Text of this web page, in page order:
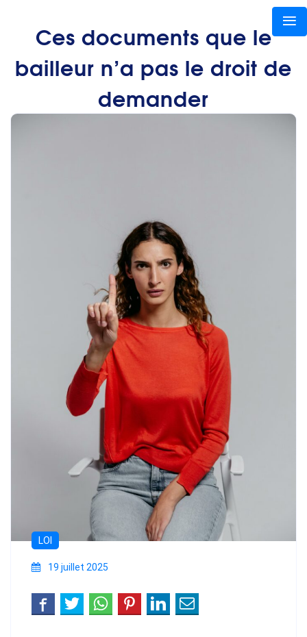
Ces documents que le
bailleur n’a pas le droit de
demander
LOI
19 juillet 2025